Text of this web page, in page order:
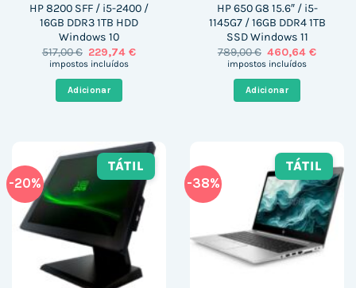
HP 8200 SFF / i5-2400 /
16GB DDR3 1TB HDD
Windows 10
517,00€ O
preço
era:
517,00 €.
229,74€O
impostos incluídos
Adicionar
HP 650 G8 15.6″ / i5-
1145G7 / 16GB DDR4 1TB
SSD Windows 11
789,00€ O
preço
789,00 €.
460,64€O
impostos incluídos
Adicionar
-20%
TÁTIL
-38%
TÁTIL